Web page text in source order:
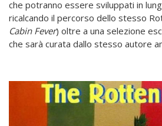
che potranno essere sviluppati in
ricalcando il percorso dello stesso
Cabin Fever) oltre a una selezione
che sarà curata dallo stesso autore